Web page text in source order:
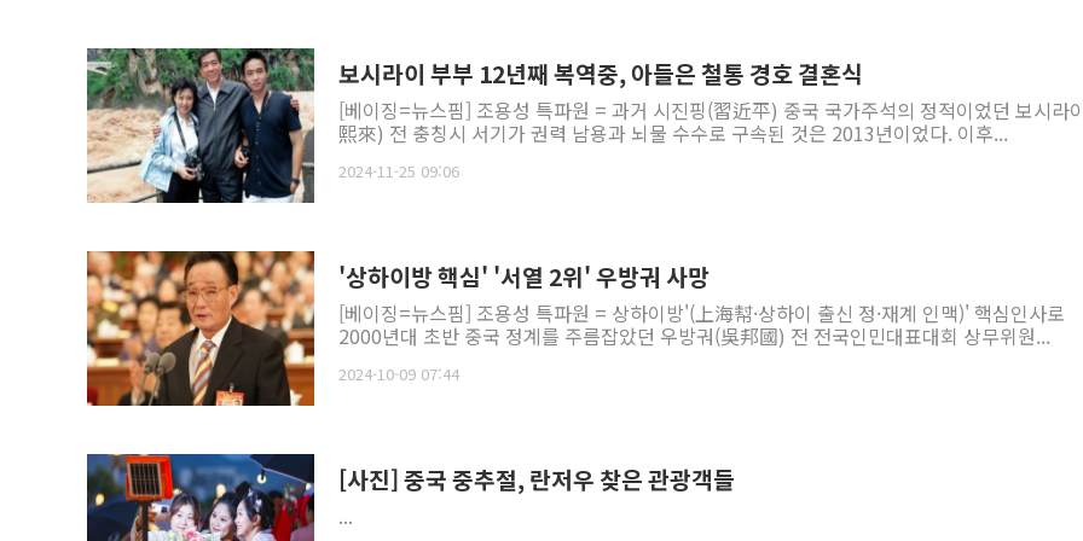
보시라이 부부 12년째 복역중, 아들은 철통 경호 결혼식
[베이징=뉴스핌] 조용성 특파원 = 과거 시진핑(習近平) 중국 국가주석의 정적이었던 보시라
熙來) 전 충칭시 서기가 권력 남용과 뇌물 수수로 구속된 것은 2013년이었다. 이후...
2024-11-25 09:06
'상하이방 핵심' '서열 2위' 우방궈 사망
[베이징=뉴스핌] 조용성 특파원 = 상하이방'(上海幇·상하이 출신 정·재계 인맥)' 핵심인사로
2000년대 초반 중국 정계를 주름잡았던 우방궈(吳邦國) 전 전국인민대표대회 상무위원...
2024-10-09 07:44
[사진] 중국 중추절, 란저우 찾은 관광객들
...